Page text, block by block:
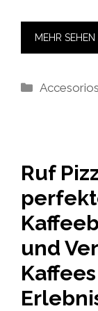
MEHR SEHEN
Kategorien
Accesorios
Ruf
und